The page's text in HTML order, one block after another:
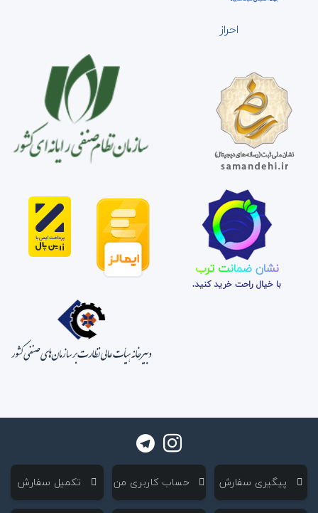
احراز
نشان ضمانت ترب
با خیال راحت خرید کنید.
‌ پیگیری سفارش ‌ حساب کاربری من ‌ تکمیل سفارش